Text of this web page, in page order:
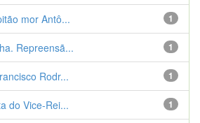
1
mor Antô...
1
Repreensã...
1
Rodr...
1
do Vice-Rei...